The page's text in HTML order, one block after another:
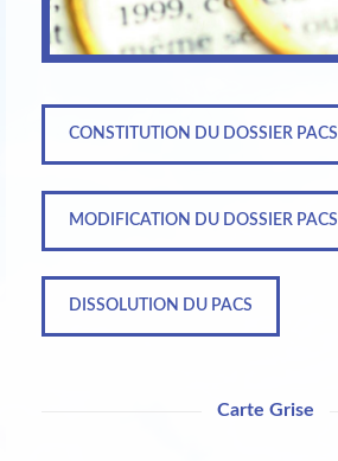
CONSTITUTION DU DOSSIER PACS
MODIFICATION DU DOSSIER PACS
DISSOLUTION DU PACS
Carte Grise